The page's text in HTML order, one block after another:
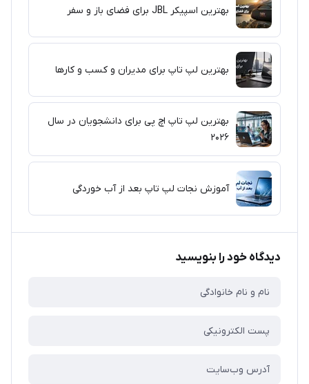
بهترین اسپیکر JBL برای فضای باز و سفر
بهترین لپ تاپ برای مدیران و کسب و کارها
بهترین لپ تاپ اچ پی برای دانشجویان در سال
۲۰۲۶
آموزش نجات لپ تاپ بعد از آب خوردگی
دیدگاه خود را بنویسید